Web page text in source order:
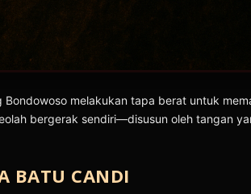
Bondowoso melakukan tapa berat untuk
bergerak sendiri—disusun oleh tangan
BATU CANDI